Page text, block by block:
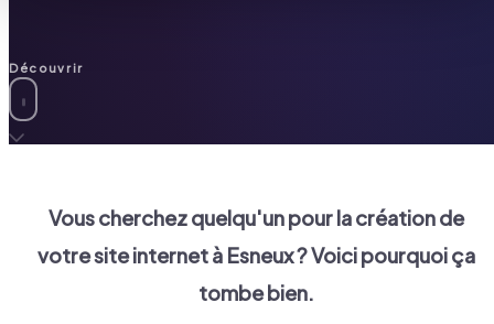
Découvrir
Vous cherchez quelqu'un pour la création de
votre site internet à Esneux? Voici pourquoi ça
tombe bien.